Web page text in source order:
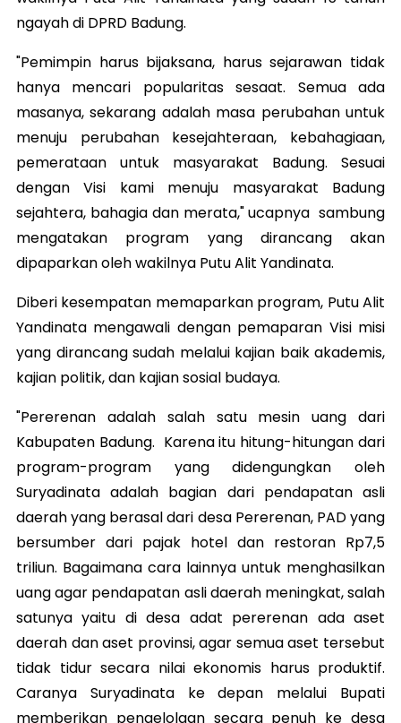
ngayah di DPRD Badung.
"Pemimpin harus bijaksana, harus sejarawan tidak
hanya mencari popularitas sesaat. Semua ada
masanya, sekarang adalah masa perubahan untuk
menuju perubahan kesejahteraan, kebahagiaan,
pemerataan untuk masyarakat Badung. Sesuai
dengan Visi kami menuju masyarakat Badung
sejahtera, bahagia dan merata," ucapnya sambung
mengatakan program yang dirancang akan
dipaparkan oleh wakilnya Putu Alit Yandinata.
Diberi kesempatan memaparkan program, Putu Alit
Yandinata mengawali dengan pemaparan Visi misi
yang dirancang sudah melalui kajian baik akademis,
kajian politik, dan kajian sosial budaya.
"Pererenan adalah salah satu mesin uang dari
Kabupaten Badung. Karena itu hitung-hitungan dari
program-program yang didengungkan oleh
Suryadinata adalah bagian dari pendapatan asli
daerah yang berasal dari desa Pererenan, PAD yang
bersumber dari pajak hotel dan restoran Rp7,5
triliun. Bagaimana cara lainnya untuk menghasilkan
uang agar pendapatan asli daerah meningkat, salah
satunya yaitu di desa adat pererenan ada aset
daerah dan aset provinsi, agar semua aset tersebut
tidak tidur secara nilai ekonomis harus produktif.
Caranya Suryadinata ke depan melalui Bupati
memberikan pengelolaan secara penuh ke desa